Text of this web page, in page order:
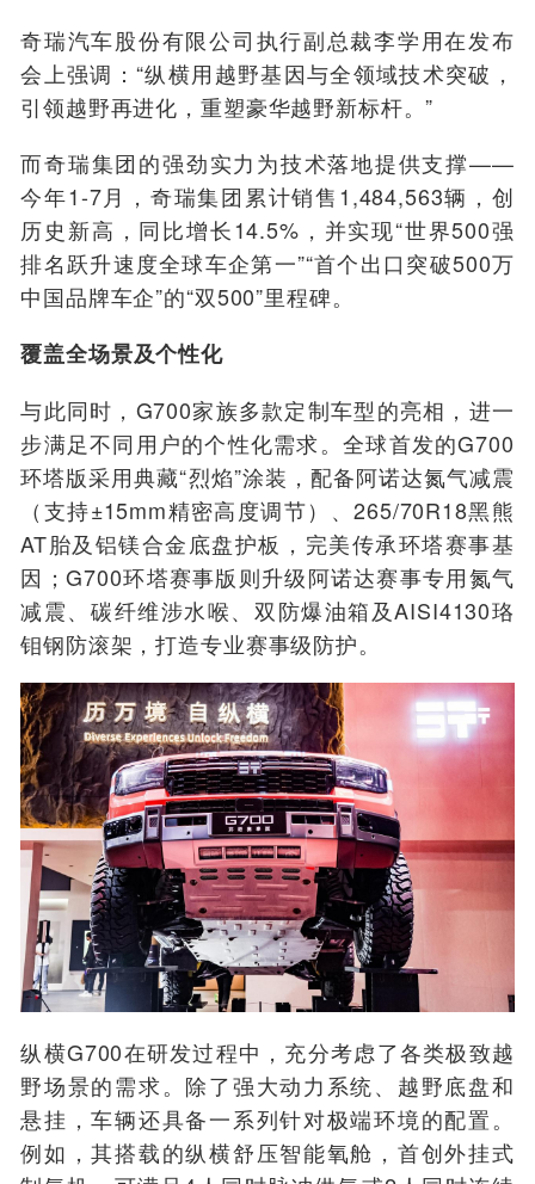
奇瑞汽车股份有限公司执行副总裁李学用在发布
会上强调：“纵横用越野基因与全领域技术突破，
引领越野再进化，重塑豪华越野新标杆。”
而奇瑞集团的强劲实力为技术落地提供支撑——
今年1-7月，奇瑞集团累计销售1,484,563辆，创
历史新高，同比增长14.5%，并实现“世界500强
排名跃升速度全球车企第一”“首个出口突破500万
中国品牌车企”的“双500”里程碑。
覆盖全场景及个性化
与此同时，G700家族多款定制车型的亮相，进一
步满足不同用户的个性化需求。全球首发的G700
环塔版采用典藏“烈焰”涂装，配备阿诺达氮气减震
（支持±15mm精密高度调节）、265/70R18黑熊
AT胎及铝镁合金底盘护板，完美传承环塔赛事基
因；G700环塔赛事版则升级阿诺达赛事专用氮气
减震、碳纤维涉水喉、双防爆油箱及AISI4130珞
钼钢防滚架，打造专业赛事级防护。
纵横G700在研发过程中，充分考虑了各类极致越
野场景的需求。除了强大动力系统、越野底盘和
悬挂，车辆还具备一系列针对极端环境的配置。
例如，其搭载的纵横舒压智能氧舱，首创外挂式